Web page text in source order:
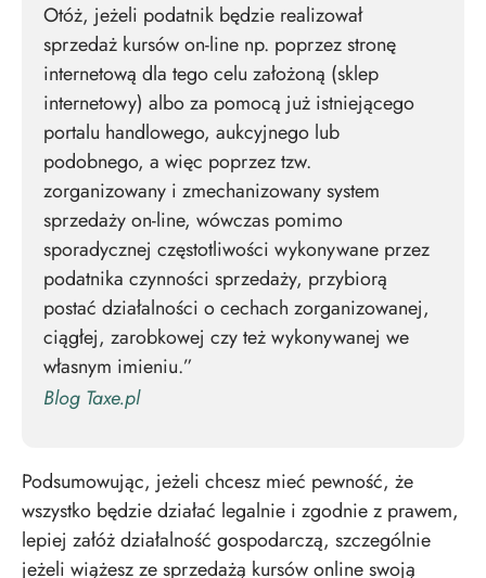
Otóż, jeżeli podatnik będzie realizował
sprzedaż kursów on-line np. poprzez stronę
internetową dla tego celu założoną (sklep
internetowy) albo za pomocą już istniejącego
portalu handlowego, aukcyjnego lub
podobnego, a więc poprzez tzw.
zorganizowany i zmechanizowany system
sprzedaży on-line, wówczas pomimo
sporadycznej częstotliwości wykonywane przez
podatnika czynności sprzedaży, przybiorą
postać działalności o cechach zorganizowanej,
ciągłej, zarobkowej czy też wykonywanej we
własnym imieniu.”
Blog Taxe.pl
Podsumowując, jeżeli chcesz mieć pewność, że
wszystko będzie działać legalnie i zgodnie z prawem,
lepiej załóż działalność gospodarczą, szczególnie
jeżeli wiążesz ze sprzedażą kursów online swoją